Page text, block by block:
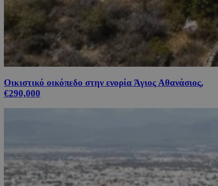
Οικιστικό οικόπεδο στην ενορία Άγιος Αθανάσιος,
€290,000